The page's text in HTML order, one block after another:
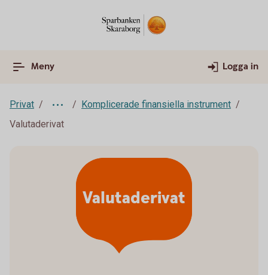
Meny Logga in
Privat
Komplicerade finansiella instrument
Valutaderivat
Valutaderivat